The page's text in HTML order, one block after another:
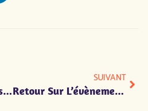
Vidéo : Activités Physiques Adaptées
SUIVANT
Retour Sur L’évènement Du Grand Repas 2025